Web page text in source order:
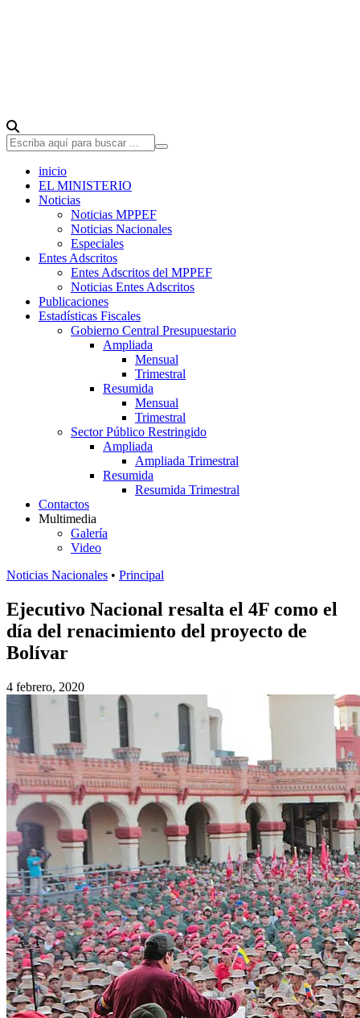
inicio
EL MINISTERIO
Noticias
Noticias MPPEF
Noticias Nacionales
Especiales
Entes Adscritos
Entes Adscritos del MPPEF
Noticias Entes Adscritos
Publicaciones
Estadísticas Fiscales
Gobierno Central Presupuestario
Ampliada
Mensual
Trimestral
Resumida
Mensual
Trimestral
Sector Público Restringido
Ampliada
Ampliada Trimestral
Resumida
Resumida Trimestral
Contactos
Multimedia
Galería
Video
Noticias Nacionales • Principal
Ejecutivo Nacional resalta el 4F como el
día del renacimiento del proyecto de
Bolívar
4 febrero, 2020